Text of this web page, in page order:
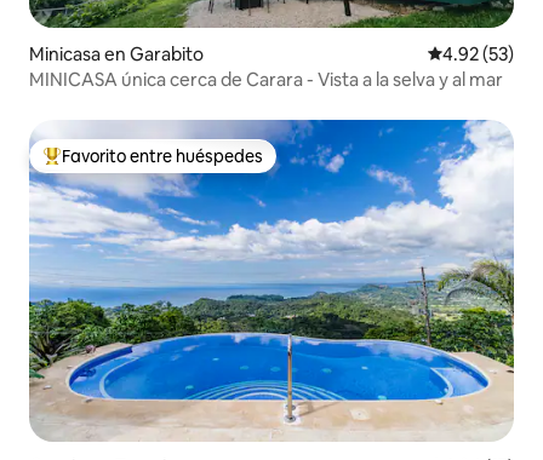
Minicasa en Garabito Calificación
4.92 (53)
MINICASA única cerca de Carara - Vista a la selva y al mar
Favorito entre huéspedes preferido
Favorito entre huéspedes